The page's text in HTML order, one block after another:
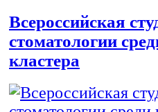
Всероссийская
стоматологии
кластера